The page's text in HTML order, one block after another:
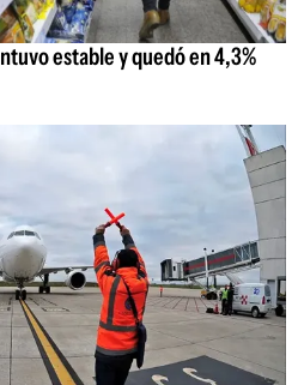
estable y quedó en 4,3%